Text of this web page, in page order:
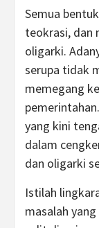
Semua
teokrasi, dan
oligarki.
serupa tidak
memegang
yang kini
dalam
dan oligarki
Istilah
masalah